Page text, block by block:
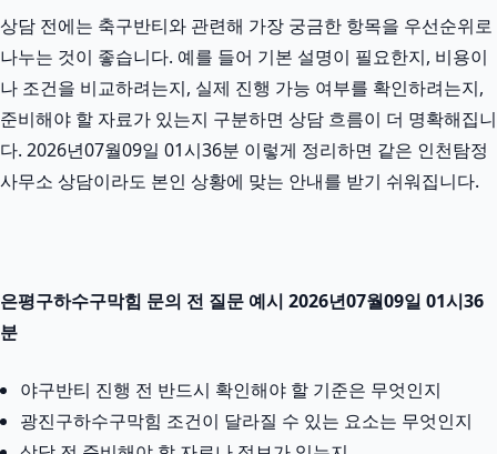
상담 전에는 축구반티와 관련해 가장 궁금한 항목을 우선순위로
나누는 것이 좋습니다. 예를 들어 기본 설명이 필요한지, 비용이
나 조건을 비교하려는지, 실제 진행 가능 여부를 확인하려는지,
준비해야 할 자료가 있는지 구분하면 상담 흐름이 더 명확해집니
다. 2026년07월09일 01시36분 이렇게 정리하면 같은 인천탐정
사무소 상담이라도 본인 상황에 맞는 안내를 받기 쉬워집니다.
은평구하수구막힘 문의 전 질문 예시 2026년07월09일 01시36
분
야구반티 진행 전 반드시 확인해야 할 기준은 무엇인지
광진구하수구막힘 조건이 달라질 수 있는 요소는 무엇인지